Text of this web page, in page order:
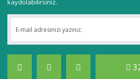
kaydolabilirsiniz.